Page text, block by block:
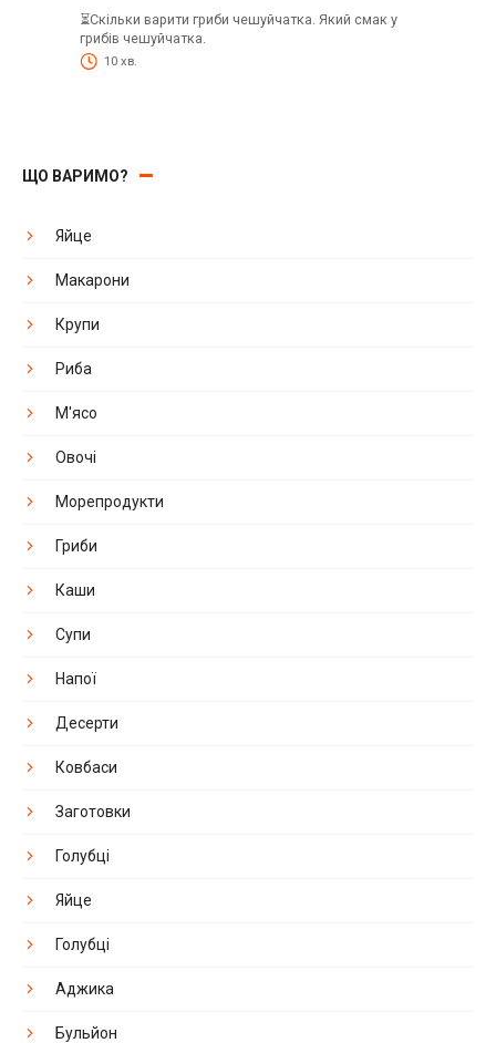
⏳Скільки варити гриби чешуйчатка. Який смак у
грибів чешуйчатка.
10 хв.
ЩО ВАРИМО?
Яйце
Макарони
Крупи
Риба
М'ясо
Овочі
Морепродукти
Гриби
Каши
Супи
Напої
Десерти
Ковбаси
Заготовки
Голубці
Яйце
Голубці
Аджика
Бульйон